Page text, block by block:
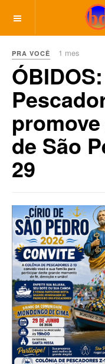
PRA VOCÊ 1 mes
de São
29